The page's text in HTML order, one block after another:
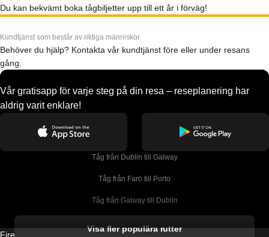
Du kan bekvämt boka tågbiljetter upp till ett år i förväg!
Kundtjänst som består av riktiga människor
Behöver du hjälp? Kontakta vår kundtjänst före eller under resans
gång.
Vår gratisapp för varje steg på din resa – reseplanering har
aldrig varit enklare!
Tåg från Dublin till Galway
Tåg från Faro till Porto
Tåg från Galway till Dublin
Visa fler populära rutter
Firebird GT Limited (OC 1451)